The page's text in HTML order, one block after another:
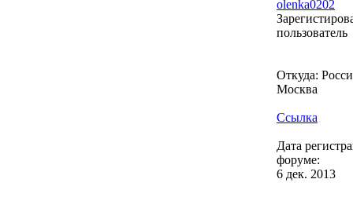
olenka0202
пользователь
Откуда:
Москва
Ссылка
Дата
форуме:
6 дек. 2013